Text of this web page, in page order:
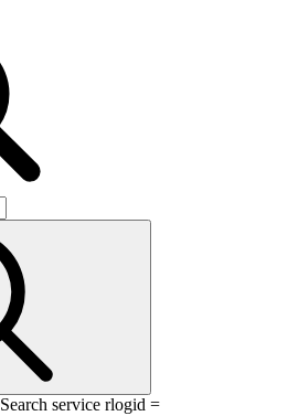
Search service rlogid =